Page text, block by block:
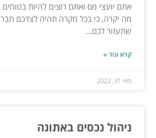
אתם יועצי מס ואתם רוצים להיות
מה יקרה, כי בכל מקרה תהיה לצדכם
שתעזור לכם...
קרא עוד »
מאי 31, 2022
ניהול נכסים באתונה